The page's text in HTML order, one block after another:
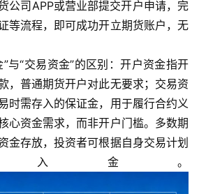
公司APP或营业部提交开户申请，完
等流程，即可成功开立期货账户，无
与“交易资金”的区别：开户资金指开
，普通期货开户对此无要求；交易资
时需存入的保证金，用于履行合约义
心资金需求，而非开户门槛。多数期
金存放，投资者可根据自身交易计划
入金。